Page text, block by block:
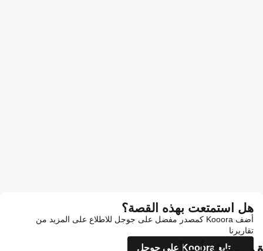
هل استمتعت بهذه القصة؟
أضف Kooora كمصدر مفضل على جوجل للاطلاع على المزيد من
تقاريرنا
تابع Kooora على جوجل